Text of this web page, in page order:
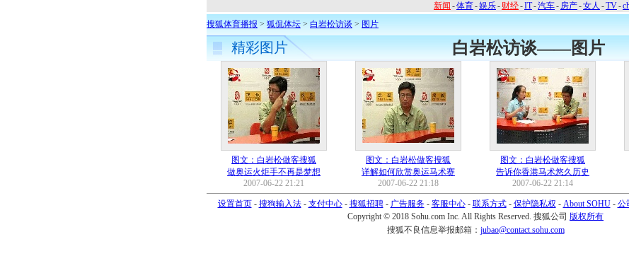
新闻 -体育-娱乐- 财经-IT-汽车- 房产-女人 -TV-
搜狐体育播报 > 狐侃体坛 > 白岩松访谈 > 图片
精彩图片 白岩松访谈——图片
图文：白岩松做客搜狐
做奥运火炬手不再是梦想
2007-06-22 21:21
图文：白岩松做客搜狐
详解如何欣赏奥运马术赛
2007-06-22 21:18
图文：白岩松做客搜狐
告诉你香港马术悠久历史
2007-06-22 21:14
设置首页- 搜狗输入法- 支付中心- 搜狐招聘- 广告服务- 客服中心- 联系方式- 保护隐私权 - About SOHU- 公
Copyright © 2018 Sohu.com Inc. All Rights Reserved. 搜狐公司 版权所有
搜狐不良信息举报邮箱： jubao@contact.sohu.com